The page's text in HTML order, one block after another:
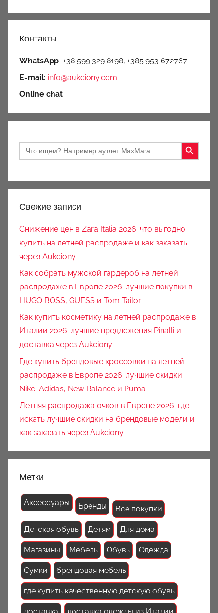
Контакты
WhatsApp +38 599 329 8198, +385 953 672767
E-mail: info@aukciony.com
Online chat
Search
for:
Search Button
Свежие записи
Снижение цен в Zara Italia 2026: что выгодно
купить на летней распродаже и как заказать
через Aukciony
Как собрать мужской гардероб на летней
распродаже в Европе 2026: лучшие покупки в
HUGO BOSS, GUESS и Tom Tailor
Как купить косметику на летней распродаже в
Италии 2026: лучшие предложения Pinalli и
доставка через Aukciony
Где купить брендовые кроссовки на летней
распродаже в Европе 2026: лучшие скидки
Nike, Adidas, New Balance и Puma
Летняя распродажа очков в Европе 2026: где
искать лучшие скидки на брендовые модели и
как заказать через Aukciony
Метки
Аксессуары Бренды Все покупки
Детская обувь Детям Для дома
Магазины Мебель Обувь Одежда
Сумки брендовая мебель
где купить качественную детскую обувь